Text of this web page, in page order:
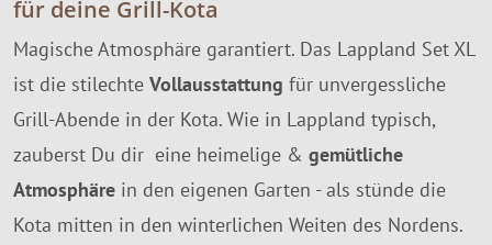
für deine Grill-Kota
Magische Atmosphäre garantiert. Das Lappland Set XL
ist die stilechte Vollausstattung für unvergessliche
Grill-Abende in der Kota. Wie in Lappland typisch,
zauberst Du dir eine heimelige & gemütliche
Atmosphäre in den eigenen Garten - als stünde die
Kota mitten in den winterlichen Weiten des Nordens.